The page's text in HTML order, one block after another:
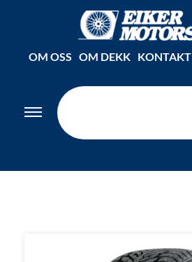
OM OSS OM DEKK KONTAKT